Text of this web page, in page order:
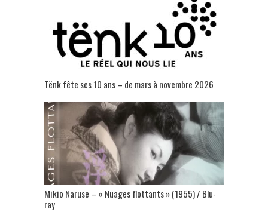
Tënk fête ses 10 ans – de mars à novembre 2026
Mikio Naruse – « Nuages flottants » (1955) / Blu-
ray